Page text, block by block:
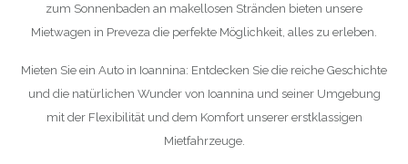
zum Sonnenbaden an makellosen Stränden bieten unsere
Mietwagen in Preveza die perfekte Möglichkeit, alles zu erleben.
Mieten Sie ein Auto in Ioannina: Entdecken Sie die reiche Geschichte
und die natürlichen Wunder von Ioannina und seiner Umgebung
mit der Flexibilität und dem Komfort unserer erstklassigen
Mietfahrzeuge.